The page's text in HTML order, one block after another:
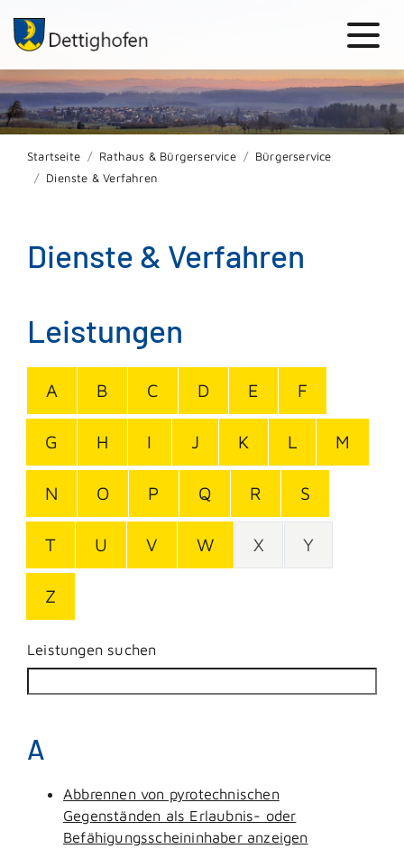
Startseite Rathaus & Bürgerservice
Bürgerservice
Dienste & Verfahren
Dienste & Verfahren
Leistungen
A B C D E F
G H I J K L M
N O P Q R S
T U V W X Y
Z
Leistungen suchen
A
Abbrennen von pyrotechnischen
Gegenständen als Erlaubnis- oder
Befähigungsscheininhaber anzeigen